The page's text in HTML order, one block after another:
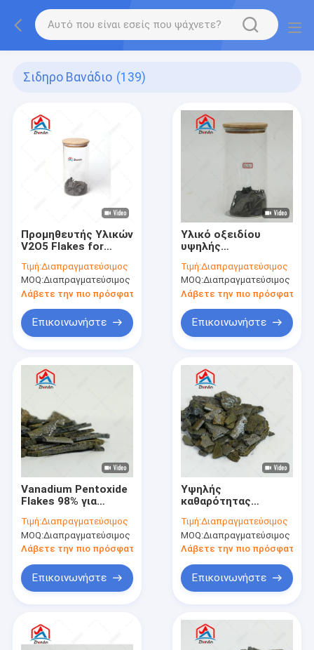
Σιδηρο Βανάδιο (139)
Προμηθευτής Υλικών
V2O5 Flakes for
Manufacturing High
Purity Vanadium
Pentoxide Material
Τιμή:Διαπραγματεύσιμος
MOQ:Διαπραγματεύσιμος
Λάβετε την πιο πρόσφατη τιμή
Επικοινωνήστε
Υλικό οξειδίου
υψηλής
Flakes για
Μεταλλουργία
Κατασκευής
Καταλυτών και
Βιομηχανία
Αποθήκευσης
Τιμή:Διαπραγματεύσιμος
MOQ:Διαπραγματεύσιμος
Λάβετε την πιο πρόσφατη
Επικοινωνήστε
Vanadium Pentoxide
Flakes 98% για
παραγωγή ειδικών
κραμάτων
βιομηχανικής
Τιμή:Διαπραγματεύσιμος
MOQ:Διαπραγματεύσιμος
Λάβετε την πιο πρόσφατη τιμή
Επικοινωνήστε
Υψηλής
καθαρότητας
Flakes V2O5 for
Vanadium Redox
Flow Battery Energy
Τιμή:Διαπραγματεύσιμος
MOQ:Διαπραγματεύσιμος
Λάβετε την πιο πρόσφατη
Επικοινωνήστε